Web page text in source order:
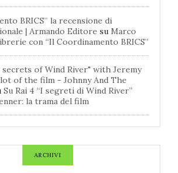
BRICS” la recensione di
| Armando Editore su Marco
con “Il Coordinamento BRICS”
secrets of Wind River" with Jeremy
of the film - Johnny And The
Su Rai 4 “I segreti di Wind River”
la trama del film
ARCHIVI